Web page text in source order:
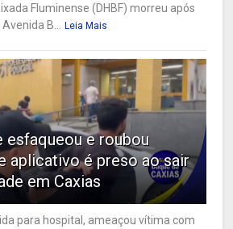
Fluminense (DHBF) morreu após
B...
Leia Mais
esfaqueou e roubou
aplicativo é preso ao sair
em Caxias
para hospital, ameaçou vítima com